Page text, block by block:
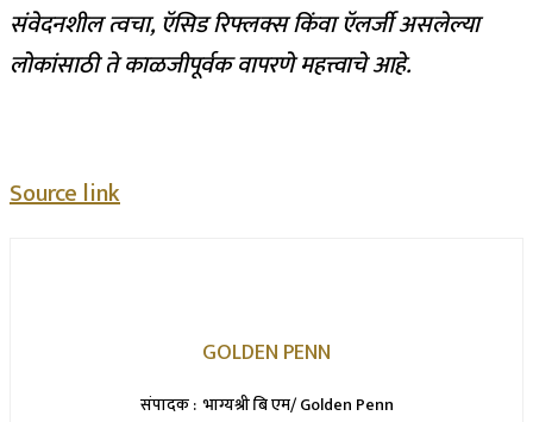
संवेदनशील त्वचा, ऍसिड रिफ्लक्स किंवा ऍलर्जी असलेल्या
लोकांसाठी ते काळजीपूर्वक वापरणे महत्त्वाचे आहे.
Source link
GOLDEN PENN
संपादक : भाग्यश्री बि एम/ Golden Penn